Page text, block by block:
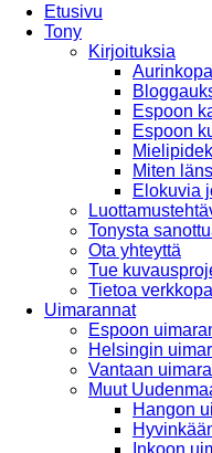
Etusivu
Tony
Kirjoituksia
Espoon
Espoon
Miten
Elokuvia
Tonysta
Ota yhteyttä
Tue
Tietoa
Uimarannat
Espoon
Helsingin
Vantaan
Muut
Hangon
Inkoon